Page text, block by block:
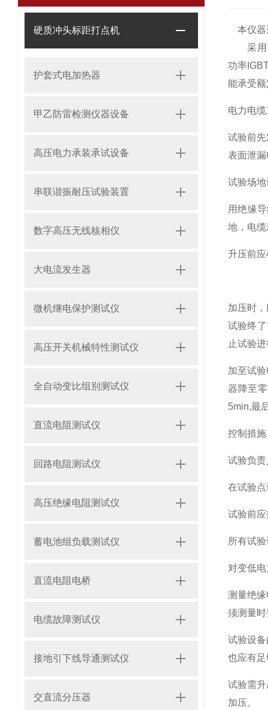
硬质冲头标距打点机
护套式电加热器
甲乙防雷检测仪器设备
高压电力承装承试设备
串联谐振耐压试验装置
数字高压无线核相仪
大电流发生器
微机继电保护测试仪
高压开关机械特性测试仪
全自动变比组别测试仪
直流电阻测试仪
回路电阻测试仪
高压绝缘电阻测试仪
蓄电池组负载测试仪
直流电阻电桥
电缆故障测试仪
接地引下线导通测试仪
交直流分压器
本仪器
采用了
功率
能承受
电力电
试验前
表面泄
试验场
用绝缘
地，电
升压前
加压时
试验终
止试验
加至试
器降至
5min,最
控制措施
试验负
在试验
试验前
所有试
对变低
测量绝
须测量
试验设
也应有
试验需
加压。